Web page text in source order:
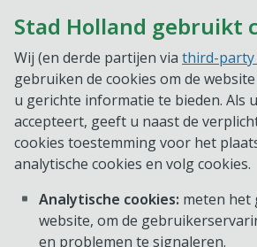
Stad Holland gebruikt
Wij (en derde partijen via third-party
gebruiken de cookies om de
u gerichte informatie te bieden. Als
accepteert, geeft u naast de
cookies toestemming voor het
analytische cookies en volg cookies.
Analytische cookies: meten het
website, om de
en problemen te signaleren.